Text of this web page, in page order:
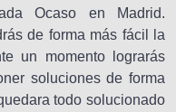
Ocaso en Madrid.
de forma más fácil la
un momento lograrás
soluciones de forma
todo solucionado